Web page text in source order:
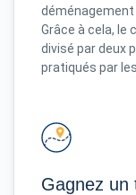
Grâce à cela, le
divisé par deux
pratiqués par
Gagnez un